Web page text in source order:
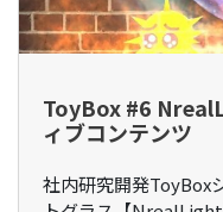
ToyBox #6
ィブコンテンツ
社内研究開発ToyBox